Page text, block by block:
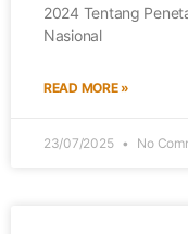
2024 Tentang
Nasional
READ MORE »
23/07/2025 No